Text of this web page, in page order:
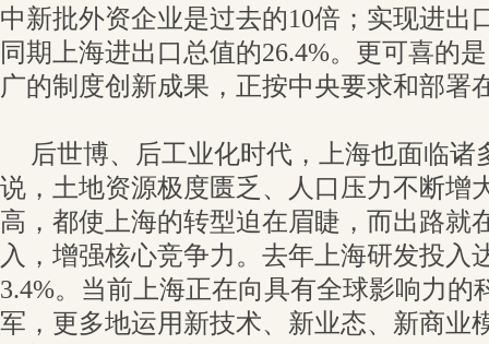
中新批外资企业是过去的10倍；实现进出
同期上海进出口总值的26.4%。更可喜的
广的制度创新成果，正按中央要求和部署
后世博、后工业化时代，上海也面临诸
说，土地资源极度匮乏、人口压力不断增
高，都使上海的转型迫在眉睫，而出路就
入，增强核心竞争力。去年上海研发投入
3.4%。当前上海正在向具有全球影响力的
军，更多地运用新技术、新业态、新商业